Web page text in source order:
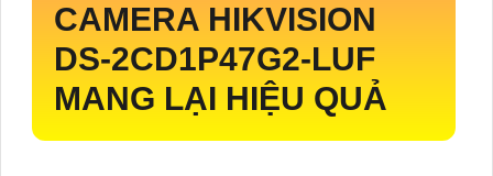
CAMERA HIKVISION
DS-2CD1P47G2-LUF
MANG LẠI HIỆU QUẢ